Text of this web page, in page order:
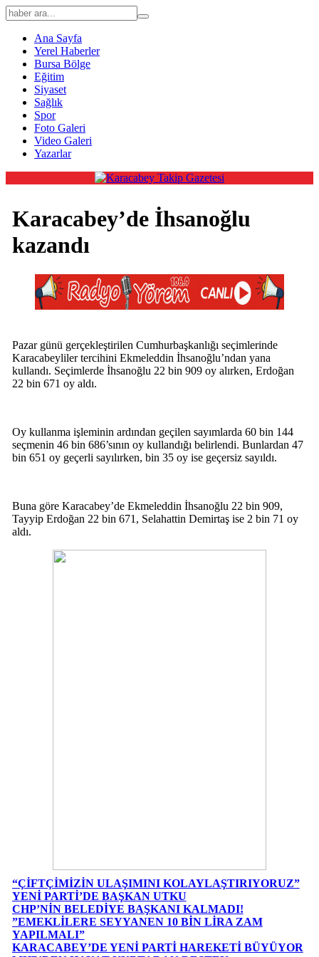
Ana Sayfa
Yerel Haberler
Bursa Bölge
Eğitim
Siyaset
Sağlık
Spor
Foto Galeri
Video Galeri
Yazarlar
Karacabey’de İhsanoğlu
kazandı
Pazar günü gerçekleştirilen Cumhurbaşkanlığı seçimlerinde
Karacabeyliler tercihini Ekmeleddin İhsanoğlu’ndan yana
kullandı. Seçimlerde İhsanoğlu 22 bin 909 oy alırken, Erdoğan
22 bin 671 oy aldı.
Oy kullanma işleminin ardından geçilen sayımlarda 60 bin 144
seçmenin 46 bin 686’sının oy kullandığı belirlendi. Bunlardan 47
bin 651 oy geçerli sayılırken, bin 35 oy ise geçersiz sayıldı.
Buna göre Karacabey’de Ekmeleddin İhsanoğlu 22 bin 909,
Tayyip Erdoğan 22 bin 671, Selahattin Demirtaş ise 2 bin 71 oy
aldı.
“ÇİFTÇİMİZİN ULAŞIMINI KOLAYLAŞTIRIYORUZ”
YENİ PARTİ’DE BAŞKAN UTKU
CHP’NİN BELEDİYE BAŞKANI KALMADI!
”EMEKLİLERE SEYYANEN 10 BİN LİRA ZAM
YAPILMALI”
KARACABEY’DE YENİ PARTİ HAREKETİ BÜYÜYOR